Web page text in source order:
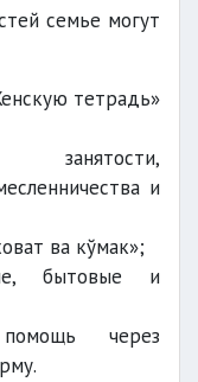
семье могут
тетрадь»
и
ва кўмак»;
бытовые и
через